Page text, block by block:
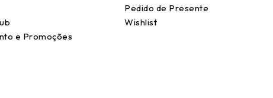
e Promoções
Pedido de Presente
Wishlist